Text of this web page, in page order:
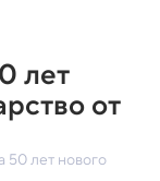
лет
от
50 лет нового